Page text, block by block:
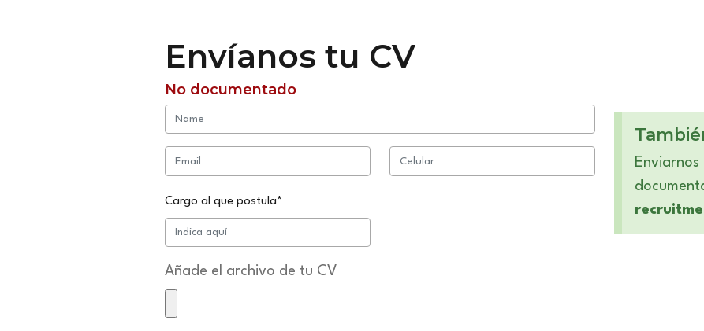
Envíanos tu CV
No documentado
Cargo al que postula*
Añade el archivo de tu CV